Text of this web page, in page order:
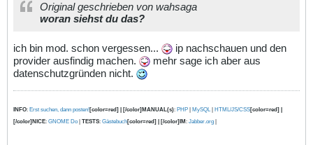
Original geschrieben von wahsaga
woran siehst du das?
ich bin mod. schon vergessen...
ip nachschauen und den
provider ausfindig machen.
mehr sage ich aber aus
datenschutzgründen nicht.
INFO: Erst suchen, dann posten![color=red] | [/color]MANUAL(s): PHP MySQL| HTML/JS/CSS[color=red] |
[/color]NICE: GNOME Do TESTS: Gästebuch[color=red] | [/color]IM : Jabber.org